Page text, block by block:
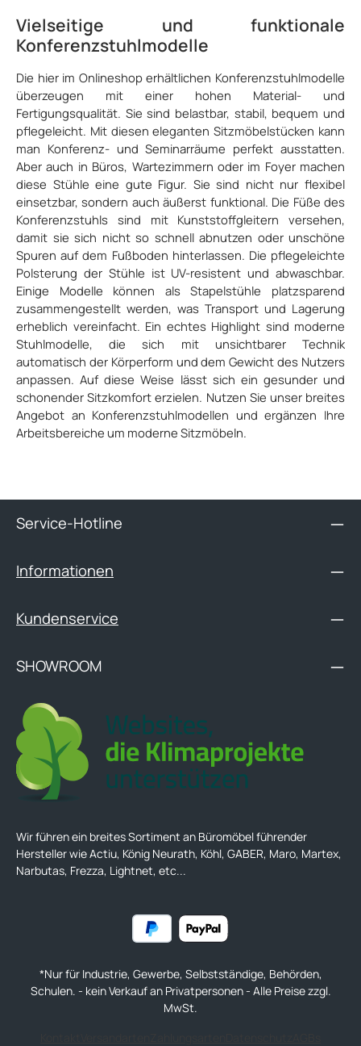
Vielseitige und funktionale
Konferenzstuhlmodelle
Die hier im Onlineshop erhältlichen Konferenzstuhlmodelle
überzeugen mit einer hohen Material- und
Fertigungsqualität. Sie sind belastbar, stabil, bequem und
pflegeleicht. Mit diesen eleganten Sitzmöbelstücken kann
man Konferenz- und Seminarräume perfekt ausstatten.
Aber auch in Büros, Wartezimmern oder im Foyer machen
diese Stühle eine gute Figur. Sie sind nicht nur flexibel
einsetzbar, sondern auch äußerst funktional. Die Füße des
Konferenzstuhls sind mit Kunststoffgleitern versehen,
damit sie sich nicht so schnell abnutzen oder unschöne
Spuren auf dem Fußboden hinterlassen. Die pflegeleichte
Polsterung der Stühle ist UV-resistent und abwaschbar.
Einige Modelle können als Stapelstühle platzsparend
zusammengestellt werden, was Transport und Lagerung
erheblich vereinfacht. Ein echtes Highlight sind moderne
Stuhlmodelle, die sich mit unsichtbarer Technik
automatisch der Körperform und dem Gewicht des Nutzers
anpassen. Auf diese Weise lässt sich ein gesunder und
schonender Sitzkomfort erzielen. Nutzen Sie unser breites
Angebot an Konferenzstuhlmodellen und ergänzen Ihre
Arbeitsbereiche um moderne Sitzmöbeln.
Service-Hotline
Informationen
Kundenservice
SHOWROOM
Wir führen ein breites Sortiment an Büromöbel führender
Hersteller wie Actiu, König Neurath, Köhl, GABER, Maro, Martex,
Narbutas, Frezza, Lightnet, etc...
*Nur für Industrie, Gewerbe, Selbstständige, Behörden,
Schulen. - kein Verkauf an Privatpersonen - Alle Preise zzgl.
MwSt.